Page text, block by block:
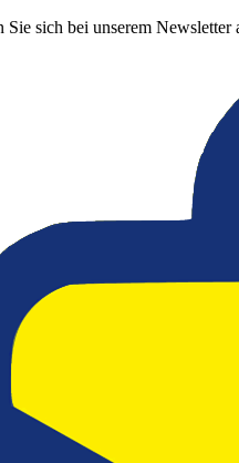
Sie sich bei unserem Newsletter